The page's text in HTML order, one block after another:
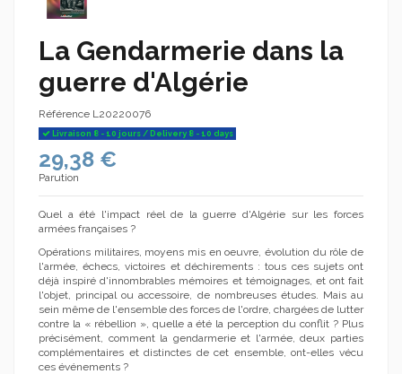
La Gendarmerie dans la
guerre d'Algérie
Référence L20220076
Livraison 8 - 10 jours / Delivery 8 - 10 days
29,38 €
Parution
Quel a été l'impact réel de la guerre d'Algérie sur les forces
armées françaises ?
Opérations militaires, moyens mis en oeuvre, évolution du rôle de
l'armée, échecs, victoires et déchirements : tous ces sujets ont
déjà inspiré d'innombrables mémoires et témoignages, et ont fait
l'objet, principal ou accessoire, de nombreuses études. Mais au
sein même de l'ensemble des forces de l'ordre, chargées de lutter
contre la « rébellion », quelle a été la perception du conflit ? Plus
précisément, comment la gendarmerie et l'armée, deux parties
complémentaires et distinctes de cet ensemble, ont-elles vécu
ces événements ?